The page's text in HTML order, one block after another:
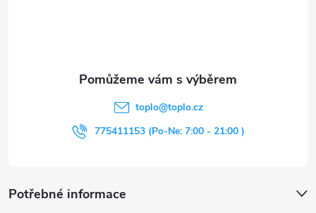
Potřebné informace
toplo@toplo.cz
775411153 (Po-Ne: 7:00 - 21:00 )